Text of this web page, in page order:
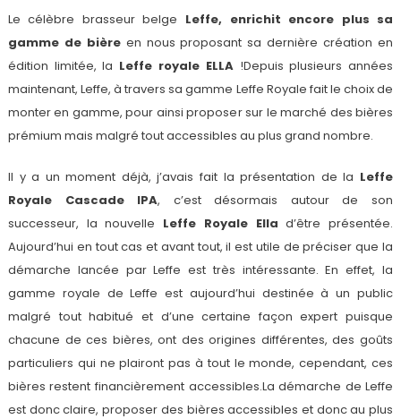
Le célèbre brasseur belge Leffe, enrichit encore plus sa
gamme de bièreen nous proposant sa dernière création en
édition limitée, la Leffe royale ELLA !Depuis plusieurs années
maintenant, Leffe, à travers sa gamme Leffe Royale fait le choix de
monter en gamme, pour ainsi proposer sur le marché des bières
prémium mais malgré tout accessibles au plus grand nombre.
Il y a un moment déjà, j’avais fait la présentation de la Leffe
Royale Cascade IPA, c’est désormais autour de son
successeur, la nouvelle Leffe Royale Ella d’être présentée.
Aujourd’hui en tout cas et avant tout, il est utile de préciser que la
démarche lancée par Leffe est très intéressante. En effet, la
gamme royale de Leffe est aujourd’hui destinée à un public
malgré tout habitué et d’une certaine façon expert puisque
chacune de ces bières, ont des origines différentes, des goûts
particuliers qui ne plairont pas à tout le monde, cependant, ces
bières restent financièrement accessibles.La démarche de Leffe
est donc claire, proposer des bières accessibles et donc au plus